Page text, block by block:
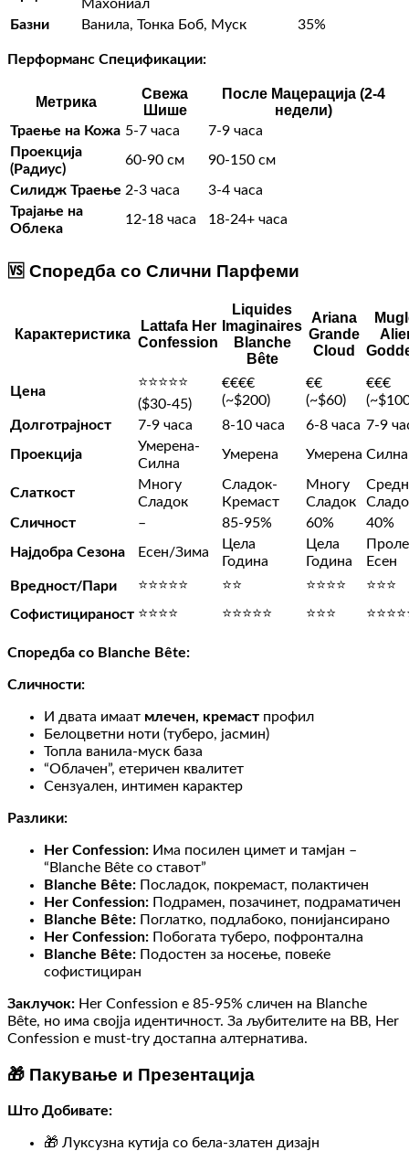
Махониал
Базни Ванила, Тонка Боб, Муск 35%
Перформанс Спецификации:
Метрика
Свежа
Шише
После Мацерација (2-4
недели)
Траење на Кожа 5-7 часа
7-9 часа
Проекција
(Радиус)
60-90 см 90-150 см
Силидж Траење 2-3 часа
3-4 часа
Трајање на
Облека
12-18 часа 18-24+ часа
🆚 Споредба со Слични Парфеми
Карактеристика
Lattafa Her
Confession
Liquides
Imaginaires
Blanche
Bête
Ariana
Grande
Cloud
Цена
⭐⭐⭐⭐⭐
($30-45)
€€€€
(~$200)
€€
(~$60)
€€€
Долготрајност
7-9 часа 8-10 часа 6-8 часа 7-9
Проекција
Умерена-
Силна
Умерена Умерена Силна
Слаткост
Многу
Сладок
Сладок-
Кремаст
Многу
Сладок
Сличност
– 85-95% 60%
40%
Најдобра Сезона
Есен/Зима
Цела
Година
Цела
Година
Есен
Вредност/Пари
⭐⭐⭐⭐⭐ ⭐⭐ ⭐⭐⭐⭐
⭐⭐⭐
Софистицираност ⭐⭐⭐⭐ ⭐⭐⭐⭐⭐ ⭐⭐⭐
Споредба со Blanche Bête:
Сличности:
И двата имаат млечен, кремаст профил
Белоцветни ноти (туберо, јасмин)
Топла ванила-муск база
“Облачен”, етеричен квалитет
Сензуален, интимен карактер
Разлики:
Her Confession: Има посилен цимет и тамјан –
“Blanche Bête со ставот”
Blanche Bête: Посладок, покремаст, полактичен
Her Confession: Подрамен, позачинет, подраматичен
Blanche Bête: Поглатко, подлабоко, понијансирано
Her Confession: Побогата туберо, пофронтална
Blanche Bête: Подостен за носење, повеќе
софистициран
Заклучок: Her Confession е 85-95% сличен на Blanche
Bête, но има својја идентичност. За љубителите на BB, Her
Confession е must-try достапна алтернатива.
🎁 Пакување и Презентација
Што Добивате:
🎁 Луксузна кутија со бела-златен дизајн